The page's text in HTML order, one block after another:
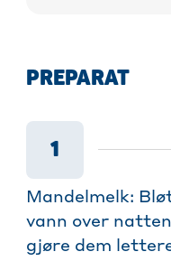
PREPARAT
1
Mandelmelk:
vann over
gjøre dem